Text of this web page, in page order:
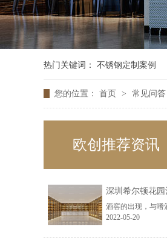
热门关键词： 不锈钢定制案例
您的位置： 首页 > 常见问答
欧创推荐资讯
2022-05-20